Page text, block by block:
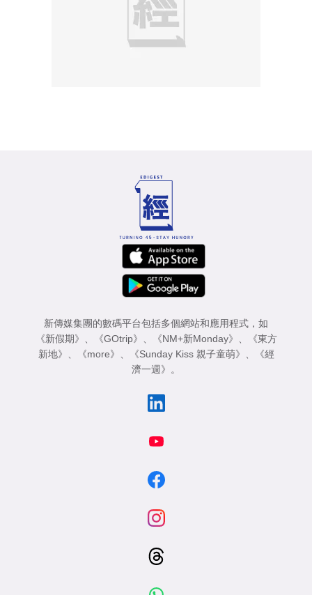
新傳媒集團的數碼平台包括多個網站和應用程式，如
《新假期》 、 《GOtrip》 、 《NM+新Monday》 、
《東方
新地》 、 《more》 、 《Sunday Kiss 親子童萌》 、
《經
濟一週》 。